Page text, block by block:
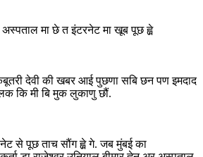
मा छे त इंटरनेट मा खूब पूछ ह्व़े
देवी की खबर आई पुछणा सबि छन पण इमदाद
कि मी बि मुक लुकाणु छौं.
से पूछ ताच सौंग ह्व़े गे. जब मुंबई का